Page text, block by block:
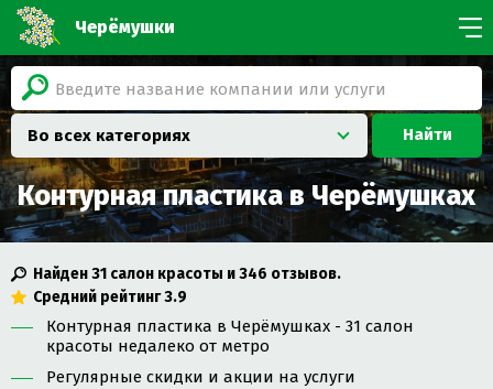
Черёмушки
Найти
Во всех категориях
Контурная пластика в Черёмушках
Найден31 салон красоты и346 отзывов.
Средний рейтинг3.9
Контурная пластика в Черёмушках - 31 салон
красоты недалеко от метро
Регулярные скидки и акции на услуги